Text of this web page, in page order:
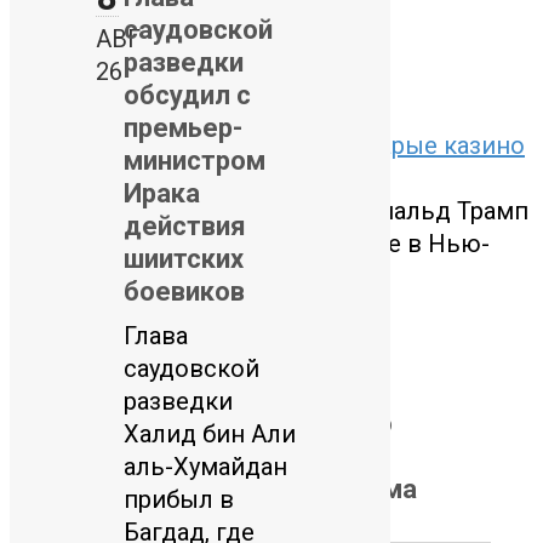
Протестующим пришло время
возвращаться в
Ближний восток 0
Битва за наследство Трампа: старые казино
против новых алгоритмов
В это воскресенье, 19 июля, Дональд Трамп
выйдет на поле стадиона MetLife в Нью-
Трамп раскритиковал
решение суда, назвавшего
президента «временным
квартирантом» Белого дома
АВГ
26
саудовской
разведки
обсудил с
премьер-
министром
Ирака
действия
шиитских
боевиков
Глава
саудовской
разведки
Халид бин Али
аль-Хумайдан
прибыл в
Багдад, где